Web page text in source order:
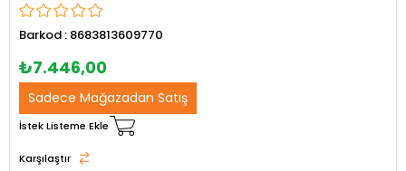
Barkod : 8683813609770
₺7.446,00
Sadece Mağazadan Satış
İstek Listeme Ekle
Karşılaştır